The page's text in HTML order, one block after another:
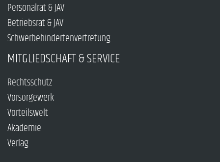
Personalrat & JAV
Betriebsrat & JAV
Schwerbehindertenvertretung
MITGLIEDSCHAFT & SERVICE
Rechtsschutz
Vorsorgewerk
Vorteilswelt
Akademie
Verlag